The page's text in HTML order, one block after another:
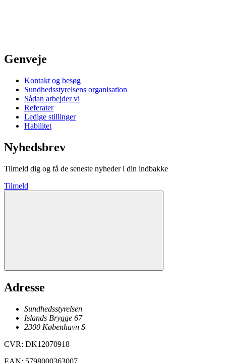
Genveje
Kontakt og besøg
Sundhedsstyrelsens organisation
Sådan arbejder vi
Referater
Ledige stillinger
Habilitet
Nyhedsbrev
Tilmeld dig og få de seneste nyheder i din indbakke
Tilmeld
Adresse
Sundhedsstyrelsen
Islands Brygge 67
2300 København S
CVR: DK12070918
EAN: 5798000363007